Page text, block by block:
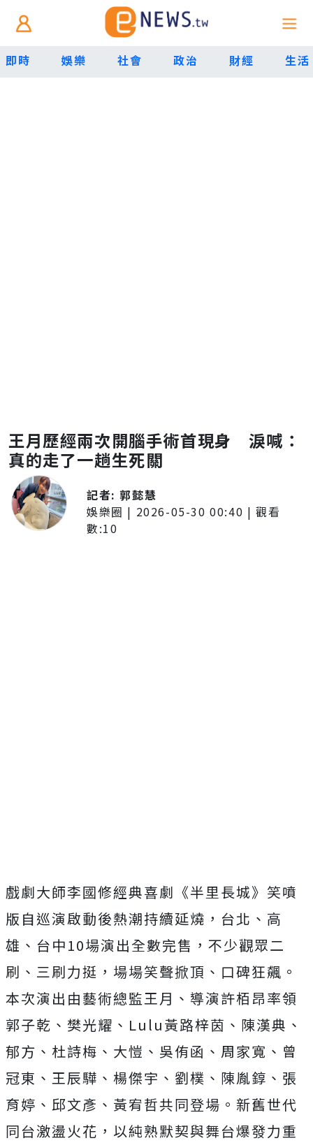
即時 娛樂 社會 政治 財經 生活
王月歷經兩次開腦手術首現身 淚喊：
真的走了一趟生死關
記者:郭懿慧
娛樂圈 | 2026-05-30 00:40 | 觀看
數:10
戲劇大師李國修經典喜劇《半里長城》笑噴
版自巡演啟動後熱潮持續延燒，台北、高
雄、台中10場演出全數完售，不少觀眾二
刷、三刷力挺，場場笑聲掀頂、口碑狂飆。
本次演出由藝術總監王月、導演許栢昂率領
郭子乾、樊光耀、 Lulu黃路梓茵、陳漢典、
郁方、杜詩梅、大愷、吳侑函、周家寬、曾
冠東、王辰驊、楊傑宇、劉樸、陳胤錞、張
育婷、邱文彥、黃宥哲共同登場。新舊世代
同台激盪火花，以純熟默契與舞台爆發力重